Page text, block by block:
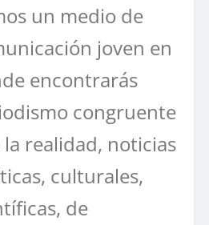
un medio de
joven en
encontrarás
congruente
la realidad, noticias
culturales,
de